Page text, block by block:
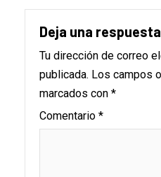
Deja una respuesta
Tu dirección de correo
publicada. Los campos
marcados con *
Comentario *